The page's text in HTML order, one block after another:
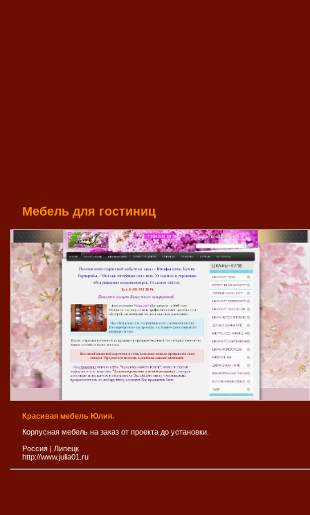
Мебель для гостиниц
Красивая мебель Юлия.
Корпусная мебель на заказ от проекта до установки.
Россия | Липецк
http://www.julia01.ru